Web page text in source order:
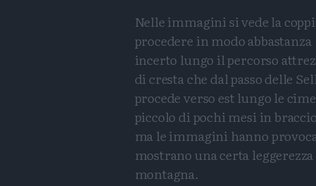
Nelle immagini si vede la
procedere in modo abbastanza
incerto lungo il percorso
di cresta che dal passo delle
procede verso est lungo le
piccolo di pochi mesi in
ma le immagini hanno
mostrano una certa
montagna.